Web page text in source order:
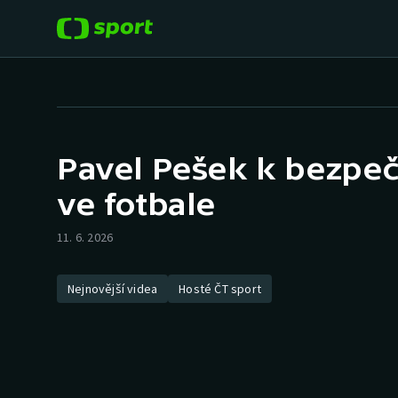
Hokej
Tenis
Cyklistika
Baseball a softbal
Pavel Pešek k
ve fotbale
11. 6. 2026
Nejnovější videa Hosté ČT sport